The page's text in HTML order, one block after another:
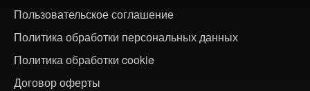
Пользовательское соглашение
Политика обработки персональных данных
Политика обработки cookie
Договор оферты